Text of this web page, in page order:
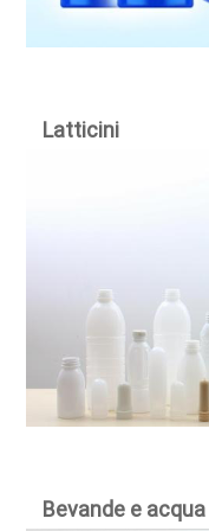
Latticini
Bevande e acqua